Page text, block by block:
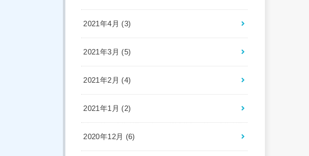
2021年4月 (3)
2021年3月 (5)
2021年2月 (4)
2021年1月 (2)
2020年12月 (6)